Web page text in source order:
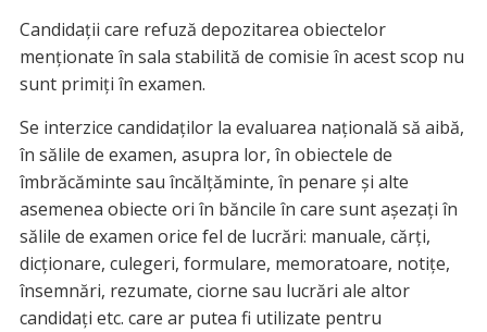
Candidații care refuză depozitarea obiectelor
menționate în sala stabilită de comisie în acest scop nu
sunt primiți în examen.
Se interzice candidaților la evaluarea națională să aibă,
în sălile de examen, asupra lor, în obiectele de
îmbrăcăminte sau încălțăminte, în penare și alte
asemenea obiecte ori în băncile în care sunt așezați în
sălile de examen orice fel de lucrări: manuale, cărți,
dicționare, culegeri, formulare, memoratoare, notițe,
însemnări, rezumate, ciorne sau lucrări ale altor
candidați etc. care ar putea fi utilizate pentru